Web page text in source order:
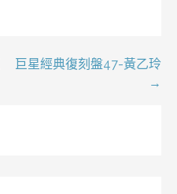
巨星經典復刻盤47-黃乙玲
→